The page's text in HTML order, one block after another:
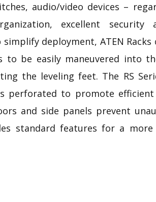
audio/video devices –
excellent security
deployment, ATEN Racks
to be easily maneuvered into
the leveling feet. The RS
perforated to promote
and side panels prevent
standard features for a